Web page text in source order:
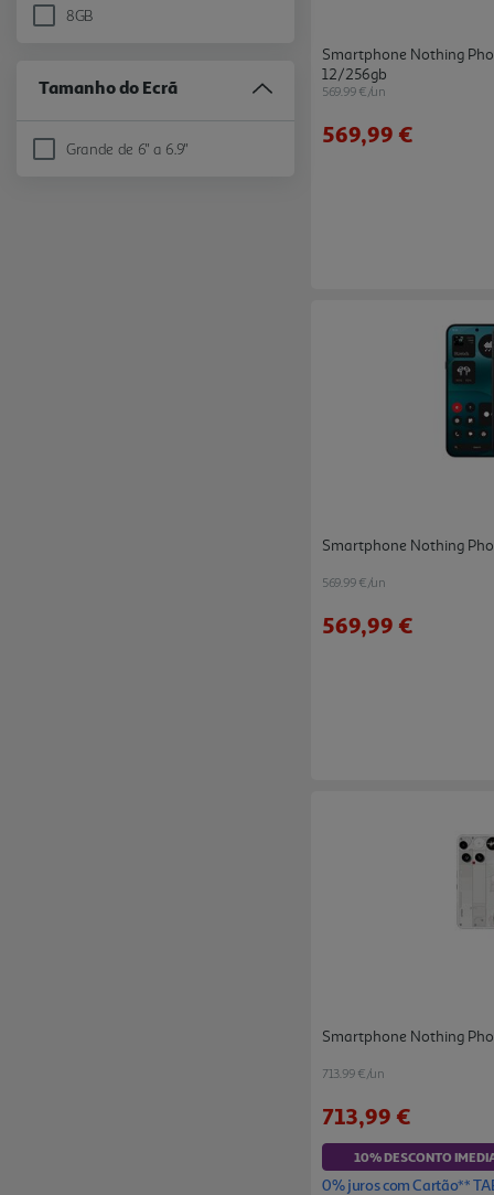
8GB
Refine by Memória Ram: 8GB
Tamanho do Ecrã
Grande de 6'' a 6.9''
Refine by Tamanho do Ecrã: Grande de 6'' a 6.9''
Smartphone Nothing
12/256gb
569.99 €/un
569,99 €
Smartphone Nothing
569.99 €/un
569,99 €
Smartphone Nothing
713.99 €/un
713,99 €
10% DESCONTO
0% juros com Cartão**